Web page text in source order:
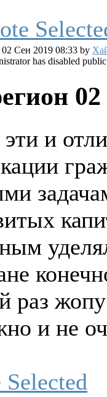
Сен 2019 08:33 by
has disabled
и
раз жопу
и не